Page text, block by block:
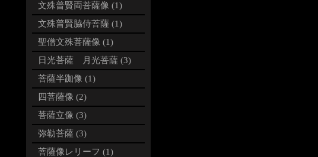
文殊普賢両菩薩像 (1)
文殊普賢脇侍菩薩 (1)
聖僧文殊菩薩像 (1)
日光菩薩 月光菩薩 (3)
菩薩半跏像 (1)
四菩薩像 (2)
菩薩立像 (3)
弥勒菩薩 (3)
菩薩像レリーフ (1)